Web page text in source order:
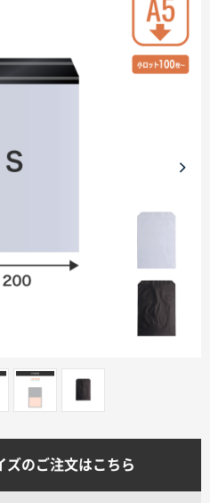
ズのご注文はこちら